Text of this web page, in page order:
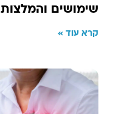
שימושים והמלצות
קרא עוד »